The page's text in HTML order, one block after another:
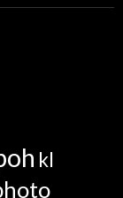
kl